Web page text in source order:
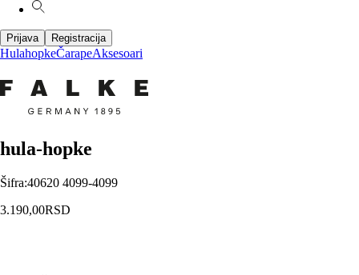
Prijava Registracija
HulahopkeČarapeAksesoari
hula-hopke
Šifra:40620 4099-4099
3.190,00RSD